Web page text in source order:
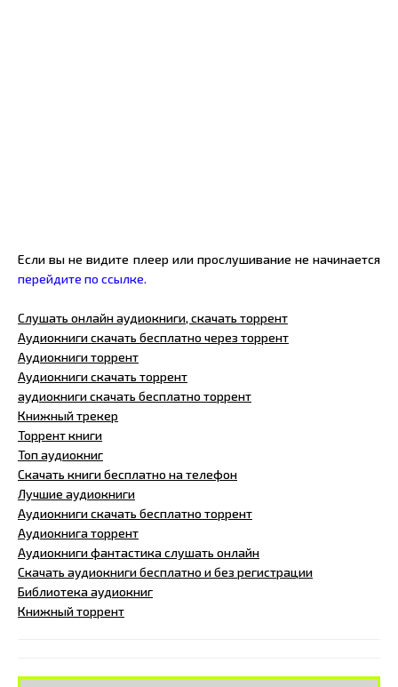
Если вы не видите плеер или прослушивание не начинается
перейдите по ссылке.
Слушать онлайн аудиокниги, скачать торрент
Аудиокниги скачать бесплатно через торрент
Аудиокниги торрент
Аудиокниги скачать торрент
аудиокниги скачать бесплатно торрент
Книжный трекер
Торрент книги
Топ аудиокниг
Скачать книги бесплатно на телефон
Лучшие аудиокниги
Аудиокниги скачать бесплатно торрент
Аудиокнига торрент
Аудиокниги фантастика слушать онлайн
Скачать аудиокниги бесплатно и без регистрации
Библиотека аудиокниг
Книжный торрент